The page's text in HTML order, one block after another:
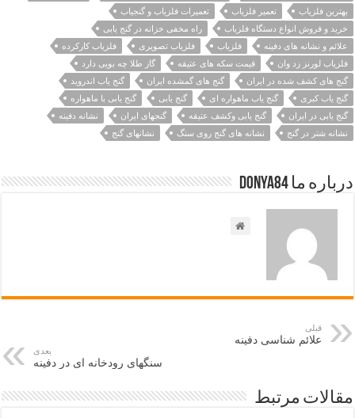
بهترین فلزیاب
تعمیر فلزیاب
تعمیرات فلزیاب و گنجیاب
خرید و فروش انواع دستگاه فلزیاب
راه مخفی خزانه در گنج یابی
علائم و نشانه های دفینه
فلزیاب فلزیاب تصویری
فلزیاب کارکرده
فلزیاب لورنز زد وان
قیمت سکه های عتیقه
گاز طلا چه بویی دارد
گنج های کشف شده در ایران
گنج های گمشده ایران
گنج یاب اندروید
گنج یاب کبری
گنج یاب ماهواره ای گنج یابی
گنج یابی با ماهواره
گنج یابی در ایران
گنج یابی وکشف عتیقه گنجهای ایران
نشانه دفینه
نشانه شتر در گنج
نشانه های گنج روی سنگ نشانهای گنج
درباره ما Donya84
قبلی
علائم شناسی دفینه
بعدی
سنگهای رودخانه ای در دفینه
مقالات مرتبط